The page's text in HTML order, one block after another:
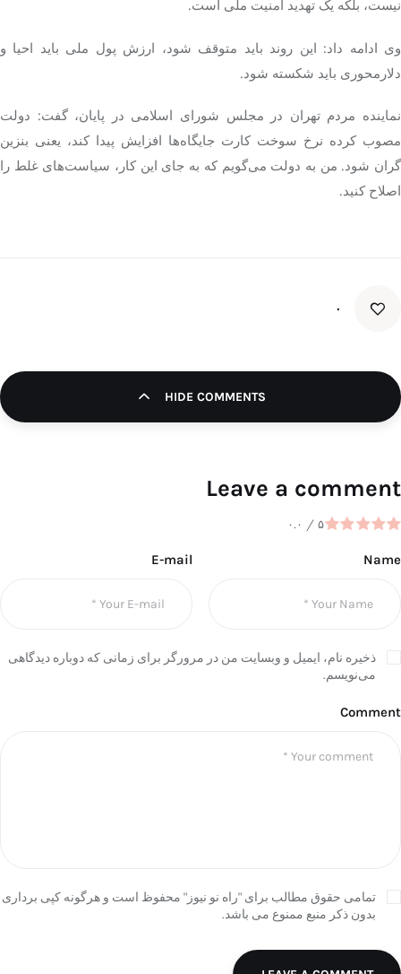
نیست، بلکه یک تهدید امنیت ملی است.
وی ادامه داد: این روند باید متوقف شود، ارزش پول ملی باید احیا و
دلارمحوری باید شکسته شود.
نماینده مردم تهران در مجلس شورای اسلامی در پایان، گفت: دولت
مصوب کرده نرخ سوخت کارت جایگاه‌ها افزایش پیدا کند، یعنی بنزین
گران شود. من به دولت می‌گویم که به جای این کار، سیاست‌های غلط را
اصلاح کنید.
۰
HIDE COMMENTS
Leave a comment
۰.۰ / ۵
Name
E-mail
ذخیره نام، ایمیل و وبسایت من در مرورگر برای زمانی که دوباره دیدگاهی
می‌نویسم.
Comment
تمامی حقوق مطالب برای "راه نو نیوز" محفوظ است و هرگونه کپی برداری
بدون ذکر منبع ممنوع می باشد.